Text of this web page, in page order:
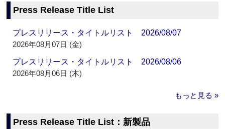
Press Release Title List
プレスリリース・タイトルリスト 2026/08/07
2026年08月07日 (金)
プレスリリース・タイトルリスト 2026/08/06
2026年08月06日 (木)
もっと見る »
Press Release Title List：新製品